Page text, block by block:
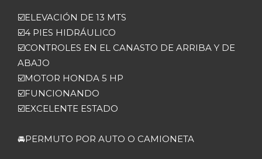
☑️ELEVACIÓN DE 13 MTS
☑️4 PIES HIDRÁULICO
☑️CONTROLES EN EL CANASTO DE ARRIBA Y DE
ABAJO
☑️MOTOR HONDA 5 HP
☑️FUNCIONANDO
☑️EXCELENTE ESTADO
🚘PERMUTO POR AUTO O CAMIONETA